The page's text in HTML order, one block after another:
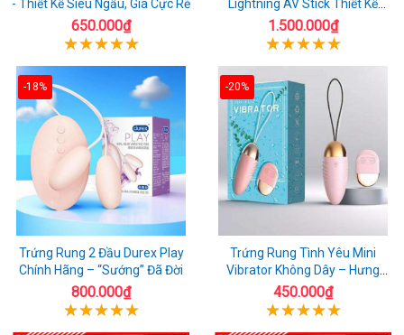
- Thiết Kế Siêu Ngầu, Giá Cực Rẻ
650.000₫
Lightning AV Stick Thiết Kế
Thông Minh
1.500.000₫
-18%
Trứng Rung 2 Đầu Durex Play
Chính Hãng – “Sướng” Đã Đời
800.000₫
-20%
Trứng Rung Tình Yêu Mini
Vibrator Không Dây – Hưng
Phấn Mọi Nơi
450.000₫